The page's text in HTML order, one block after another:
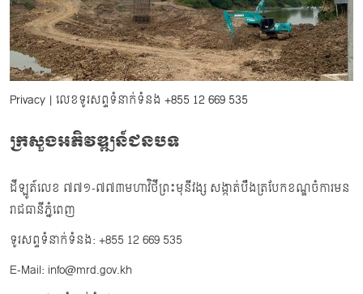
Privacy | លេខទូរសព្ទទំនាក់ទំនង +855 12 669 535
ក្រសួងអភិវឌ្ឍន៍ជនបទ
ដីឡូត៍លេខ ៧៧១-៧៧៣មហាវិថីព្រះមុនីវង្ស សង្កាត់បឹងត្របែកខណ្ឌចំការមន
រាជធានីភ្នំពេញ
ទូរសព្ទទំនាក់ទំនង: +855 12 669 535
E-Mail: info@mrd.gov.kh